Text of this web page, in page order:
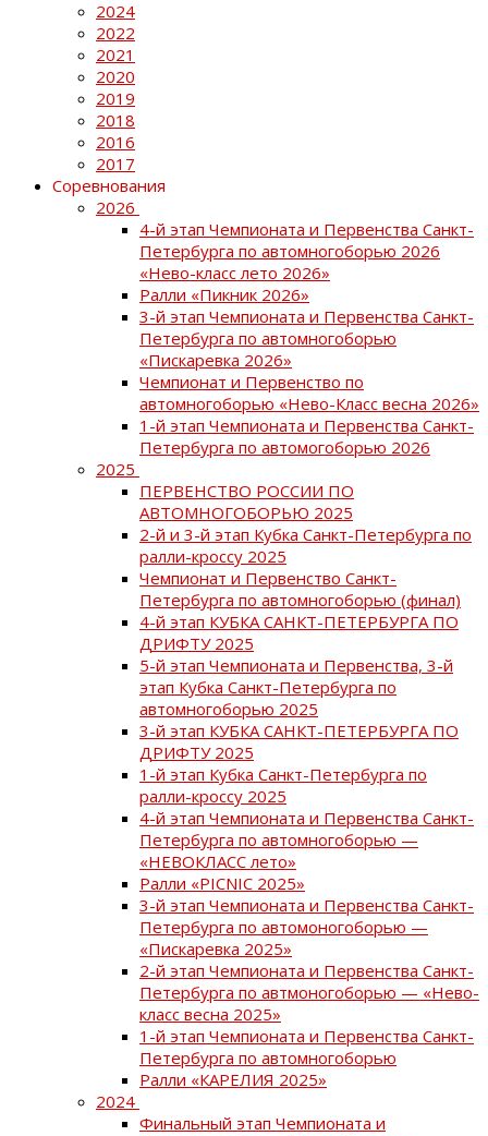
2024
2022
2021
2020
2019
2018
2016
2017
Соревнования
2026
4-й этап Чемпионата и Первенства Санкт-
Петербурга по автомногоборью 2026
«Нево-класс лето 2026»
Ралли «Пикник 2026»
3-й этап Чемпионата и Первенства Санкт-
Петербурга по автомногоборью
«Пискаревка 2026»
Чемпионат и Первенство по
автомногоборью «Нево-Класс весна 2026»
1-й этап Чемпионата и Первенства Санкт-
Петербурга по автомогоборью 2026
2025
ПЕРВЕНСТВО РОССИИ ПО
АВТОМНОГОБОРЬЮ 2025
2-й и 3-й этап Кубка Санкт-Петербурга по
ралли-кроссу 2025
Чемпионат и Первенство Санкт-
Петербурга по автомногоборью (финал)
4-й этап КУБКА САНКТ-ПЕТЕРБУРГА ПО
ДРИФТУ 2025
5-й этап Чемпионата и Первенства, 3-й
этап Кубка Санкт-Петербурга по
автомногоборью 2025
3-й этап КУБКА САНКТ-ПЕТЕРБУРГА ПО
ДРИФТУ 2025
1-й этап Кубка Санкт-Петербурга по
ралли-кроссу 2025
4-й этап Чемпионата и Первенства Санкт-
Петербурга по автомногоборью —
«НЕВОКЛАСС лето»
Ралли «PICNIC 2025»
3-й этап Чемпионата и Первенства Санкт-
Петербурга по автомоногоборью —
«Пискаревка 2025»
2-й этап Чемпионата и Первенства Санкт-
Петербурга по автмоногоборью — «Нево-
класс весна 2025»
1-й этап Чемпионата и Первенства Санкт-
Петербурга по автомногоборью
Ралли «КАРЕЛИЯ 2025»
2024
Финальный этап Чемпионата и